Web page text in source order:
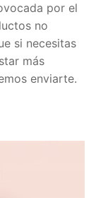
por el
no
si necesitas
más
enviarte.